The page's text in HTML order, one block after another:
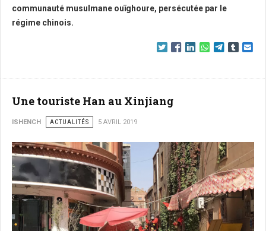
communauté musulmane ouïghoure, persécutée par le
régime chinois.
Une touriste Han au Xinjiang
ISHENCH ACTUALITÉS 5 AVRIL 2019